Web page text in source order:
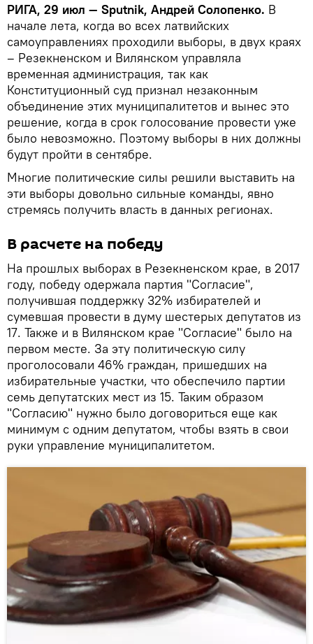
РИГА, 29 июл — Sputnik, Андрей Солопенко. В
начале лета, когда во всех латвийских
самоуправлениях проходили выборы, в двух краях
– Резекненском и Вилянском управляла
временная администрация, так как
Конституционный суд признал незаконным
объединение этих муниципалитетов и вынес это
решение, когда в срок голосование провести уже
было невозможно. Поэтому выборы в них должны
будут пройти в сентябре.
Многие политические силы решили выставить на
эти выборы довольно сильные команды, явно
стремясь получить власть в данных регионах.
В расчете на победу
На прошлых выборах в Резекненском крае, в 2017
году, победу одержала партия "Согласие",
получившая поддержку 32% избирателей и
сумевшая провести в думу шестерых депутатов из
17. Также и в Вилянском крае "Согласие" было на
первом месте. За эту политическую силу
проголосовали 46% граждан, пришедших на
избирательные участки, что обеспечило партии
семь депутатских мест из 15. Таким образом
"Согласию" нужно было договориться еще как
минимум с одним депутатом, чтобы взять в свои
руки управление муниципалитетом.